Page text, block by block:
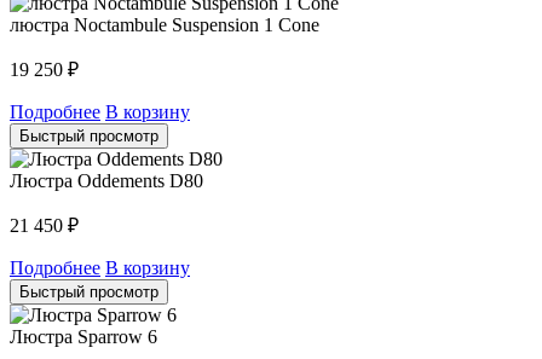
люстра Noctambule Suspension 1 Cone
19 250 ₽
Подробнее В корзину
Быстрый просмотр
Люстра Oddements D80
21 450 ₽
Подробнее В корзину
Быстрый просмотр
Люстра Sparrow 6